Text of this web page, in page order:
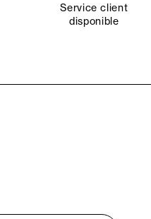
Service client
disponible